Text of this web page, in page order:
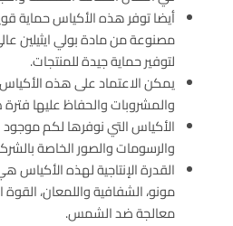
أيضا توفر هذه الأكياس حماية
مصنوعة من مادة بولي ايثيلين
لتوفير حماية جيدة للمنتجات.
يمكن الاعتماد على هذه
والمشروبات والحفاظ عليها
الأكياس التي نوفرها لكم
والرسومات والصور الخاصة
مونو، الشفافية واللمعان، القوة
معالجة ضد الشمس.